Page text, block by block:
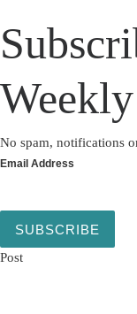
No spam, notifications
Email Address
SUBSCRIBE
Post